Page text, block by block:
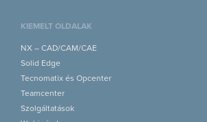
KIEMELT OLDALAK
NX – CAD/CAM/CAE
Solid Edge
Tecnomatix és Opcenter
Teamcenter
Szolgáltatások